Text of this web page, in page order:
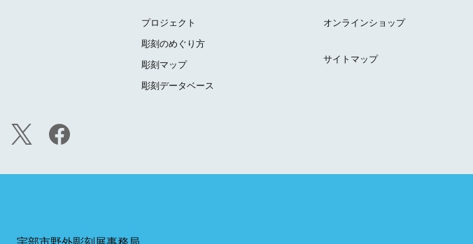
プロジェクト
彫刻のめぐり方
彫刻マップ
彫刻データベース
オンラインショップ
サイトマップ